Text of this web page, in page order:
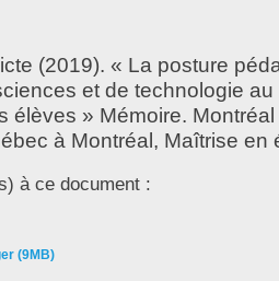
(2019). « La posture
et de technologie
élèves » Mémoire.
à Montréal, Maîtrise en
à ce document :
(9MB)